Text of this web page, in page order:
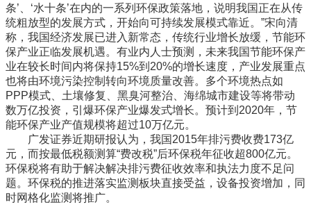
条’、‘水十条’在内的一系列环保政策落地，说明我国正在从传
统粗放型的发展方式，开始向可持续发展模式靠近。”宋向清
称，我国经济发展已进入新常态，传统行业增长放缓，节能环
保产业正临发展机遇。有业内人士预测，未来我国节能环保产
业在较长时间内将保持15%到20%的增长速度，产业发展重点
也将由环境污染控制转向环境质量改善。多个环境热点如
PPP模式、土壤修复、黑臭河整治、海绵城市建设等将带动
数万亿投资，引爆环保产业爆发式增长。预计到2020年，节
能环保产业产值规模将超过10万亿元。
广发证券近期研报认为，我国2015年排污费收费173亿
元，而按最低税额测算“费改税”后环保税年征收超800亿元。
环保税将有助于解决解决排污费征收效率和执法力度不足问
题。环保税的推进落实监测板块直接受益，设备投资增加，同
时网格化监测将推广。